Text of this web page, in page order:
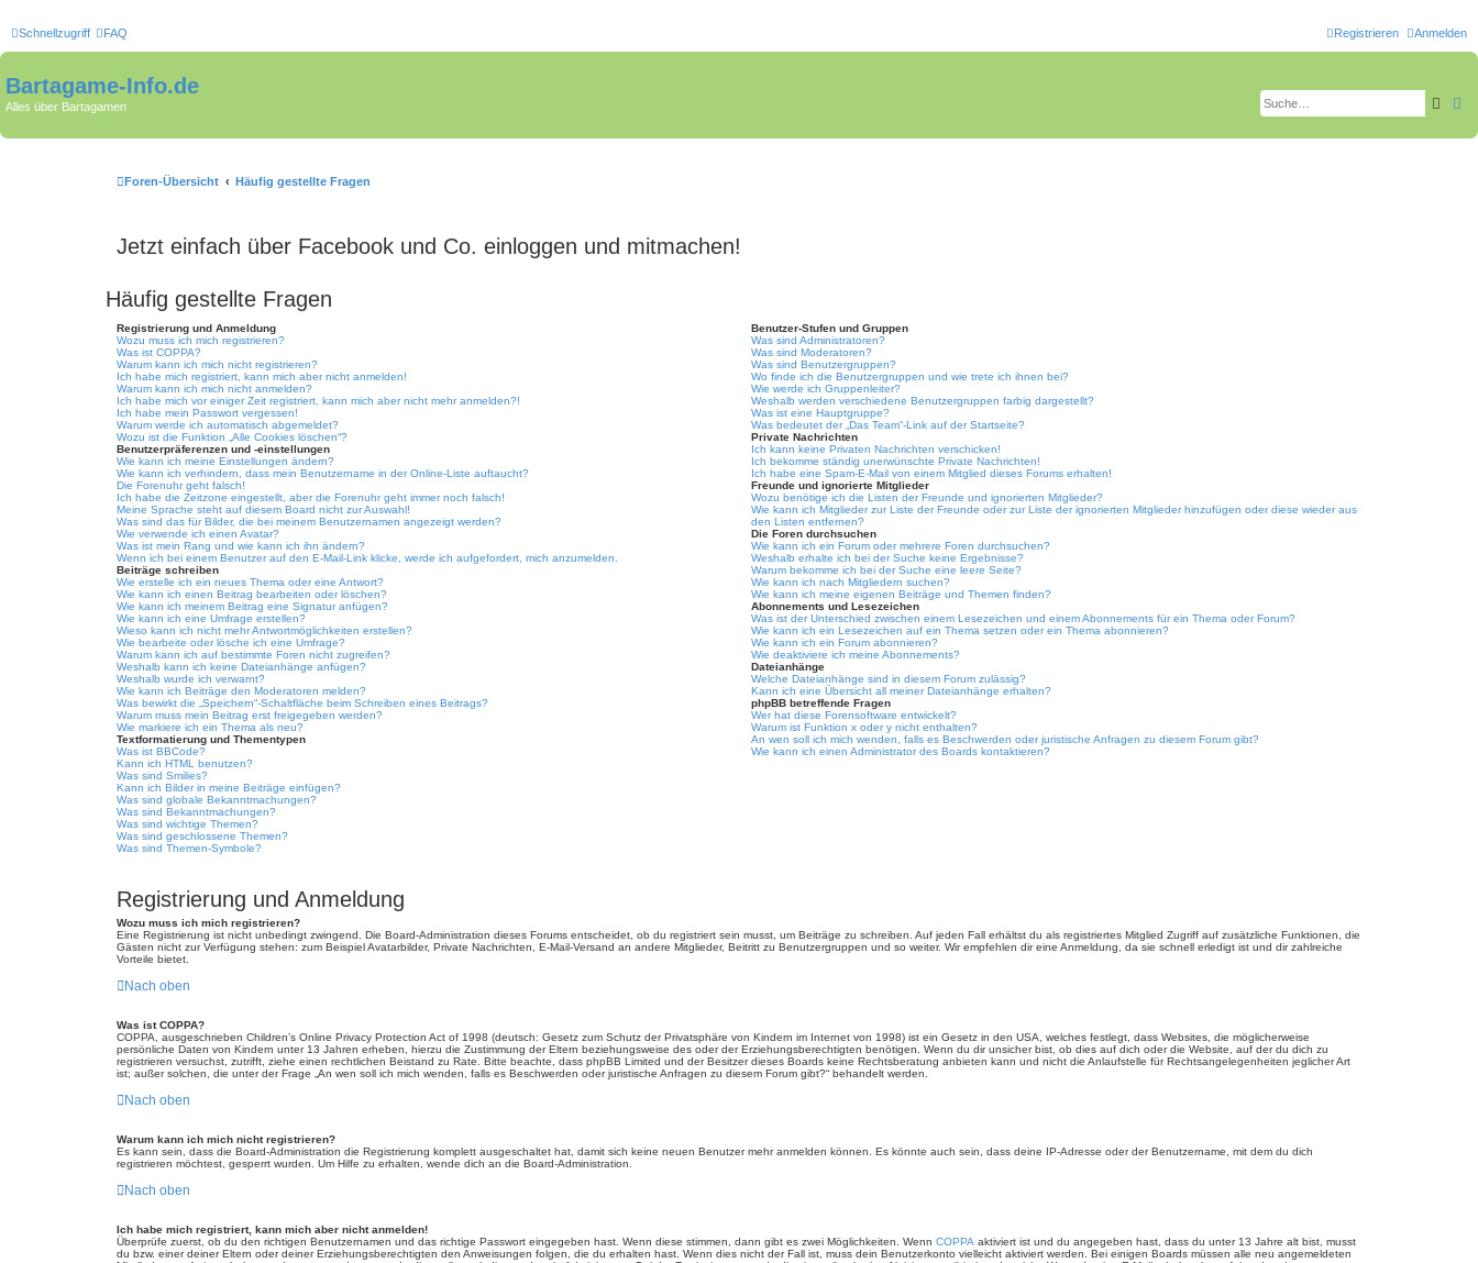
Schnellzugriff FAQ Anmelden
Registrieren
Bartagame-Info.de
Alles über Bartagamen Suche
Foren-Übersicht Häufig gestellte Fragen
Jetzt einfach über Facebook und Co. einloggen und mitmachen!
Häufig gestellte Fragen
Registrierung und Anmeldung
Wozu muss ich mich registrieren?
Was ist COPPA?
Warum kann ich mich nicht registrieren?
Ich habe mich registriert, kann mich aber nicht anmelden!
Warum kann ich mich nicht anmelden?
Ich habe mich vor einiger Zeit registriert, kann mich aber nicht mehr anmelden?!
Ich habe mein Passwort vergessen!
Warum werde ich automatisch abgemeldet?
Wozu ist die Funktion „Alle Cookies löschen“?
Benutzerpräferenzen und -einstellungen
Wie kann ich meine Einstellungen ändern?
Wie kann ich verhindern, dass mein Benutzername in der Online-Liste auftaucht?
Die Forenuhr geht falsch!
Ich habe die Zeitzone eingestellt, aber die Forenuhr geht immer noch falsch!
Meine Sprache steht auf diesem Board nicht zur Auswahl!
Was sind das für Bilder, die bei meinem Benutzernamen angezeigt werden?
Wie verwende ich einen Avatar?
Was ist mein Rang und wie kann ich ihn ändern?
Wenn ich bei einem Benutzer auf den E-Mail-Link klicke, werde ich aufgefordert, mich anzumelden.
Beiträge schreiben
Wie erstelle ich ein neues Thema oder eine Antwort?
Wie kann ich einen Beitrag bearbeiten oder löschen?
Wie kann ich meinem Beitrag eine Signatur anfügen?
Wie kann ich eine Umfrage erstellen?
Wieso kann ich nicht mehr Antwortmöglichkeiten erstellen?
Wie bearbeite oder lösche ich eine Umfrage?
Warum kann ich auf bestimmte Foren nicht zugreifen?
Weshalb kann ich keine Dateianhänge anfügen?
Weshalb wurde ich verwarnt?
Wie kann ich Beiträge den Moderatoren melden?
Was bewirkt die „Speichern“-Schaltfläche beim Schreiben eines Beitrags?
Warum muss mein Beitrag erst freigegeben werden?
Wie markiere ich ein Thema als neu?
Textformatierung und Thementypen
Was ist BBCode?
Kann ich HTML benutzen?
Was sind Smilies?
Kann ich Bilder in meine Beiträge einfügen?
Was sind globale Bekanntmachungen?
Was sind Bekanntmachungen?
Was sind wichtige Themen?
Was sind geschlossene Themen?
Was sind Themen-Symbole?
Benutzer-Stufen und Gruppen
Was sind Administratoren?
Was sind Moderatoren?
Was sind Benutzergruppen?
Wo finde ich die Benutzergruppen und wie trete ich ihnen bei?
Wie werde ich Gruppenleiter?
Weshalb werden verschiedene Benutzergruppen farbig dargestellt?
Was ist eine Hauptgruppe?
Was bedeutet der „Das Team“-Link auf der Startseite?
Private Nachrichten
Ich kann keine Privaten Nachrichten verschicken!
Ich bekomme ständig unerwünschte Private Nachrichten!
Ich habe eine Spam-E-Mail von einem Mitglied dieses Forums erhalten!
Freunde und ignorierte Mitglieder
Wozu benötige ich die Listen der Freunde und ignorierten Mitglieder?
Wie kann ich Mitglieder zur Liste der Freunde oder zur Liste der ignorierten Mitglieder hinzufügen oder diese wieder aus
den Listen entfernen?
Die Foren durchsuchen
Wie kann ich ein Forum oder mehrere Foren durchsuchen?
Weshalb erhalte ich bei der Suche keine Ergebnisse?
Warum bekomme ich bei der Suche eine leere Seite?
Wie kann ich nach Mitgliedern suchen?
Wie kann ich meine eigenen Beiträge und Themen finden?
Abonnements und Lesezeichen
Was ist der Unterschied zwischen einem Lesezeichen und einem Abonnements für ein Thema oder Forum?
Wie kann ich ein Lesezeichen auf ein Thema setzen oder ein Thema abonnieren?
Wie kann ich ein Forum abonnieren?
Wie deaktiviere ich meine Abonnements?
Dateianhänge
Welche Dateianhänge sind in diesem Forum zulässig?
Kann ich eine Übersicht all meiner Dateianhänge erhalten?
phpBB betreffende Fragen
Wer hat diese Forensoftware entwickelt?
Warum ist Funktion x oder y nicht enthalten?
An wen soll ich mich wenden, falls es Beschwerden oder juristische Anfragen zu diesem Forum gibt?
Wie kann ich einen Administrator des Boards kontaktieren?
Registrierung und Anmeldung
Wozu muss ich mich registrieren?
Eine Registrierung ist nicht unbedingt zwingend. Die Board-Administration dieses Forums entscheidet, ob du registriert sein musst, um Beiträge zu schreiben. Auf jeden Fall erhältst du als registriertes Mitglied Zugriff auf zusätzliche Funktionen, die
Gästen nicht zur Verfügung stehen: zum Beispiel Avatarbilder, Private Nachrichten, E-Mail-Versand an andere Mitglieder, Beitritt zu Benutzergruppen und so weiter. Wir empfehlen dir eine Anmeldung, da sie schnell erledigt ist und dir zahlreiche
Vorteile bietet.
Nach oben
Was ist COPPA?
COPPA, ausgeschrieben Children’s Online Privacy Protection Act of 1998 (deutsch: Gesetz zum Schutz der Privatsphäre von Kindern im Internet von 1998) ist ein Gesetz in den USA, welches festlegt, dass Websites, die möglicherweise
persönliche Daten von Kindern unter 13 Jahren erheben, hierzu die Zustimmung der Eltern beziehungsweise des oder der Erziehungsberechtigten benötigen. Wenn du dir unsicher bist, ob dies auf dich oder die Website, auf der du dich zu
registrieren versuchst, zutrifft, ziehe einen rechtlichen Beistand zu Rate. Bitte beachte, dass phpBB Limited und der Besitzer dieses Boards keine Rechtsberatung anbieten kann und nicht die Anlaufstelle für Rechtsangelegenheiten jeglicher Art
ist; außer solchen, die unter der Frage „An wen soll ich mich wenden, falls es Beschwerden oder juristische Anfragen zu diesem Forum gibt?“ behandelt werden.
Nach oben
Warum kann ich mich nicht registrieren?
Es kann sein, dass die Board-Administration die Registrierung komplett ausgeschaltet hat, damit sich keine neuen Benutzer mehr anmelden können. Es könnte auch sein, dass deine IP-Adresse oder der Benutzername, mit dem du dich
registrieren möchtest, gesperrt wurden. Um Hilfe zu erhalten, wende dich an die Board-Administration.
Nach oben
Ich habe mich registriert, kann mich aber nicht anmelden!
Überprüfe zuerst, ob du den richtigen Benutzernamen und das richtige Passwort eingegeben hast. Wenn diese stimmen, dann gibt es zwei Möglichkeiten. Wenn COPPA aktiviert ist und du angegeben hast, dass du unter 13 Jahre alt bist, musst
du bzw. einer deiner Eltern oder deiner Erziehungsberechtigten den Anweisungen folgen, die du erhalten hast. Wenn dies nicht der Fall ist, muss dein Benutzerkonto vielleicht aktiviert werden. Bei einigen Boards müssen alle neu angemeldeten